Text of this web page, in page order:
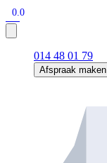
0.0
014 48 01 79
Afspraak maken